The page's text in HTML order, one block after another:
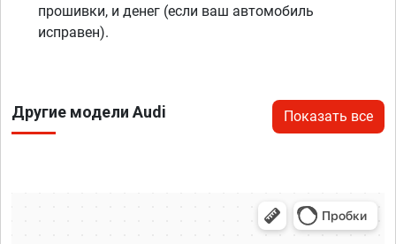
прошивки, и денег (если ваш автомобиль
исправен).
Другие модели Audi Показать все